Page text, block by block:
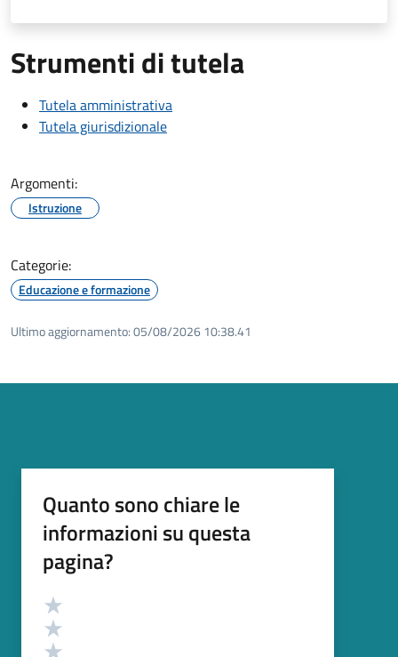
Strumenti di tutela
Tutela amministrativa
Tutela giurisdizionale
Argomenti:
Istruzione
Categorie:
Educazione e formazione
Ultimo aggiornamento:05/08/2026 10:38.41
Quanto sono chiare le
informazioni su questa
pagina?
Valutazione